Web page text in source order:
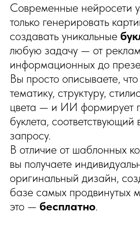
Современные нейросети
только генерировать
создавать уникальные
любую задачу — от
информационных до
Вы просто описываете,
тематику, структуру,
цвета — и ИИ формирует
буклета,
запросу.
В отличие от шаблонных
вы получаете
оригинальный дизайн,
базе самых продвинутых
это — бесплатно.